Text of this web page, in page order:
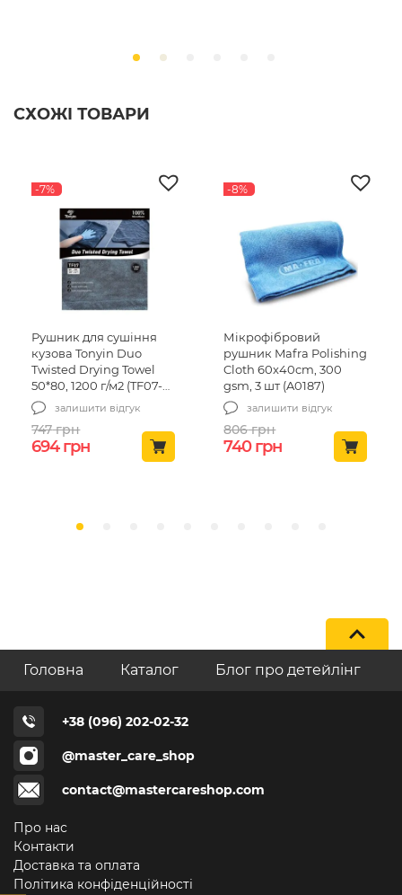
СХОЖІ ТОВАРИ
-7%
Рушник для сушіння
кузова Tonyin Duo
Twisted Drying Towel
50*80, 1200 г/м2 (TF07-
tn)
залишити відгук
747грн
Оригінальна ціна: 747 грн.
694грнПоточна ціна: 694 грн.
-8%
Мікрофібровий
рушник Mafra Polishing
Cloth 60x40cm, 300
gsm, 3 шт (A0187)
залишити відгук
806грн
Оригінальна ціна:
740грнПоточна
Головна Каталог Блог про детейлінг
+38 (096) 202-02-32
@master_care_shop
contact@mastercareshop.com
Про нас
Контакти
Доставка та оплата
Політика конфіденційності